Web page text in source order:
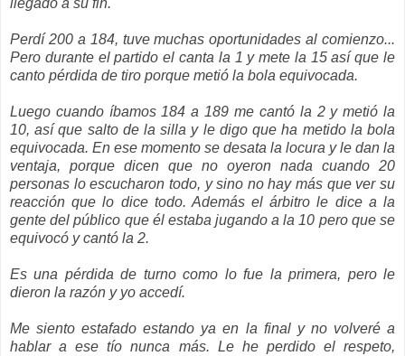
llegado a su fin.
Perdí 200 a 184, tuve muchas oportunidades al comienzo...
Pero durante el partido el canta la 1 y mete la 15 así que le
canto pérdida de tiro porque metió la bola equivocada.
Luego cuando íbamos 184 a 189 me cantó la 2 y metió la
10, así que salto de la silla y le digo que ha metido la bola
equivocada. En ese momento se desata la locura y le dan la
ventaja, porque dicen que no oyeron nada cuando 20
personas lo escucharon todo, y sino no hay más que ver su
reacción que lo dice todo. Además el árbitro le dice a la
gente del público que él estaba jugando a la 10 pero que se
equivocó y cantó la 2.
Es una pérdida de turno como lo fue la primera, pero le
dieron la razón y yo accedí.
Me siento estafado estando ya en la final y no volveré a
hablar a ese tío nunca más. Le he perdido el respeto,